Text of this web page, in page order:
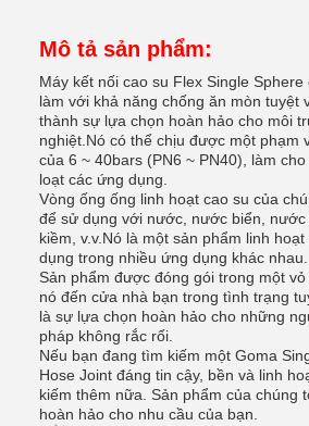
Mô tả sản phẩm:
Máy kết nối cao su Flex Single
làm với khả năng chống ăn mòn tuyệt
thành sự lựa chọn hoàn hảo cho môi
nghiệt.Nó có thể chịu được một phạm
của 6 ~ 40bars (PN6 ~ PN40), làm
loạt các ứng dụng.
Vòng ống ống linh hoạt cao su của
để sử dụng với nước, nước biển, nước
kiềm, v.v.Nó là một sản phẩm linh
dụng trong nhiều ứng dụng khác nhau.
Sản phẩm được đóng gói trong một
nó đến cửa nhà bạn trong tình trạng
là sự lựa chọn hoàn hảo cho những
pháp không rắc rối.
Nếu bạn đang tìm kiếm một Goma
Hose Joint đáng tin cậy, bền và linh
kiếm thêm nữa. Sản phẩm của chúng
hoàn hảo cho nhu cầu của bạn.